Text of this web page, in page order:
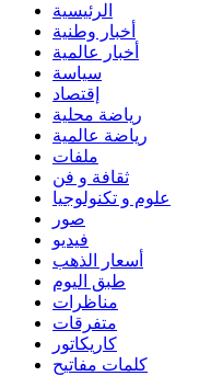
الرئيسية
أخبار وطنية
أخبار عالمية
سياسة
إقتصاد
رياضة محلية
رياضة عالمية
ملفات
ثقافة و فن
علوم و تكنولوجيا
صور
فيديو
أسعار الذهب
طبق اليوم
مناظرات
متفرقات
كاريكاتور
كلمات مفاتيح